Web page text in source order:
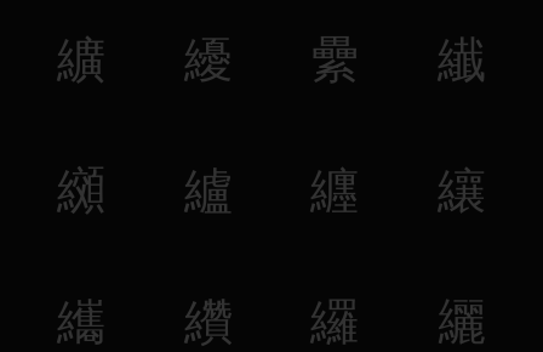
纊 纋 纍 纎
纐 纑 纒 纕
纗 纘 纙 纚